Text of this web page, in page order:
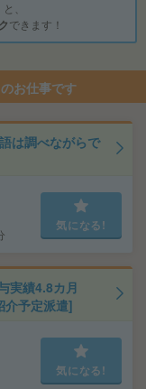
、
できます！
お仕事です
は調べながらで
気になる!
実績4.8カ月
介予定派遣]
気になる!